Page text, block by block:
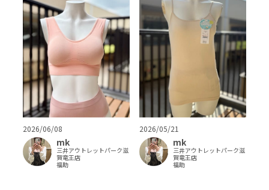
2026/06/08
mk
三井アウトレットパーク滋
賀竜王店
福助
2026/05/21
mk
三井アウトレットパーク滋
賀竜王店
福助